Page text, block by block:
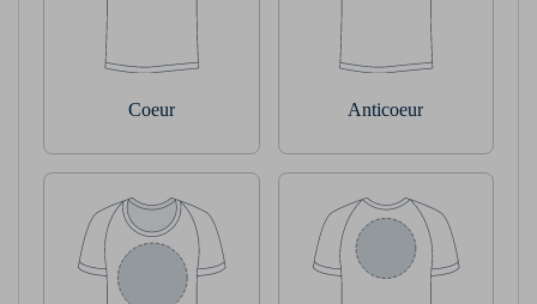
Coeur Anticoeur